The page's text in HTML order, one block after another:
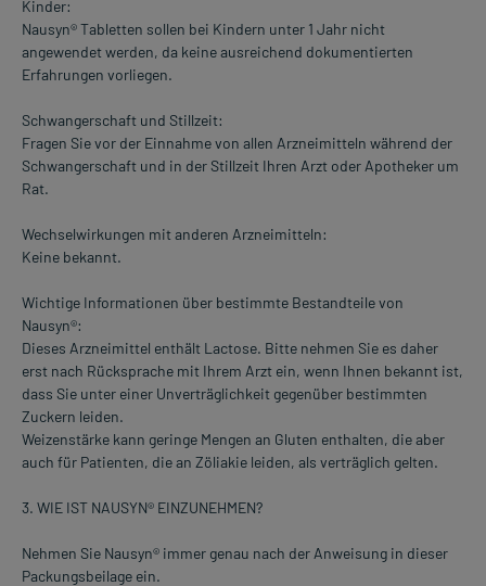
Kinder:
Nausyn® Tabletten sollen bei Kindern unter 1 Jahr nicht
angewendet werden, da keine ausreichend dokumentierten
Erfahrungen vorliegen.
Schwangerschaft und Stillzeit:
Fragen Sie vor der Einnahme von allen Arzneimitteln während der
Schwangerschaft und in der Stillzeit Ihren Arzt oder Apotheker um
Rat.
Wechselwirkungen mit anderen Arzneimitteln:
Keine bekannt.
Wichtige Informationen über bestimmte Bestandteile von
Nausyn®:
Dieses Arzneimittel enthält Lactose. Bitte nehmen Sie es daher
erst nach Rücksprache mit Ihrem Arzt ein, wenn Ihnen bekannt ist,
dass Sie unter einer Unverträglichkeit gegenüber bestimmten
Zuckern leiden.
Weizenstärke kann geringe Mengen an Gluten enthalten, die aber
auch für Patienten, die an Zöliakie leiden, als verträglich gelten.
3. WIE IST NAUSYN® EINZUNEHMEN?
Nehmen Sie Nausyn® immer genau nach der Anweisung in dieser
Packungsbeilage ein.